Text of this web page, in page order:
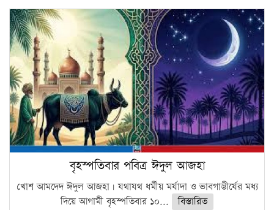
বৃহস্পতিবার পবিত্র ঈদুল আজহা
খোশ আমদেদ ঈদুল আজহা। যথাযথ ধর্মীয় মর্যাদা ও ভাবগাম্ভীর্যের মধ্য
দিয়ে আগামী বৃহস্পতিবার ১০...
বিস্তারিত